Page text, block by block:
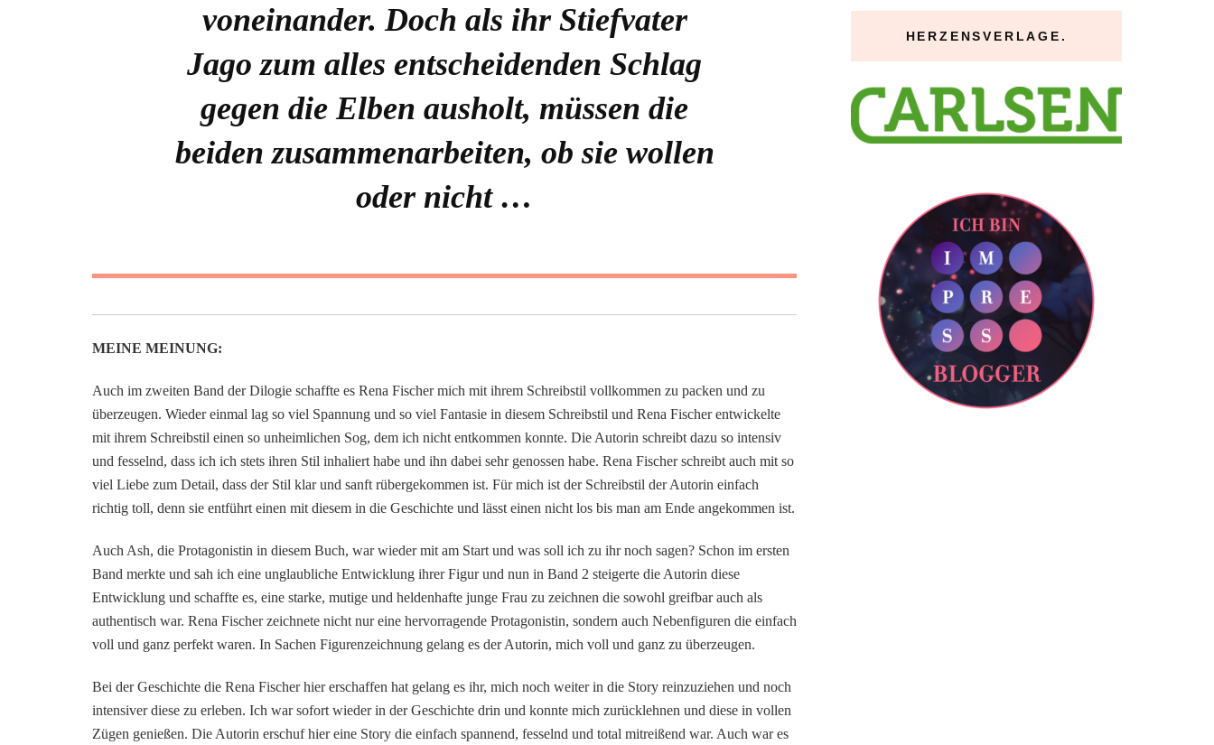
voneinander. Doch als ihr Stiefvater
Jago zum alles entscheidenden Schlag
gegen die Elben ausholt, müssen die
beiden zusammenarbeiten, ob sie wollen
oder nicht …
MEINE MEINUNG:
Auch im zweiten Band der Dilogie schaffte es Rena Fischer mich mit ihrem Schreibstil vollkommen zu packen und zu
überzeugen. Wieder einmal lag so viel Spannung und so viel Fantasie in diesem Schreibstil und Rena Fischer entwickelte
mit ihrem Schreibstil einen so unheimlichen Sog, dem ich nicht entkommen konnte. Die Autorin schreibt dazu so intensiv
und fesselnd, dass ich ich stets ihren Stil inhaliert habe und ihn dabei sehr genossen habe. Rena Fischer schreibt auch mit so
viel Liebe zum Detail, dass der Stil klar und sanft rübergekommen ist. Für mich ist der Schreibstil der Autorin einfach
richtig toll, denn sie entführt einen mit diesem in die Geschichte und lässt einen nicht los bis man am Ende angekommen ist.
Auch Ash, die Protagonistin in diesem Buch, war wieder mit am Start und was soll ich zu ihr noch sagen? Schon im ersten
Band merkte und sah ich eine unglaubliche Entwicklung ihrer Figur und nun in Band 2 steigerte die Autorin diese
Entwicklung und schaffte es, eine starke, mutige und heldenhafte junge Frau zu zeichnen die sowohl greifbar auch als
authentisch war. Rena Fischer zeichnete nicht nur eine hervorragende Protagonistin, sondern auch Nebenfiguren die einfach
voll und ganz perfekt waren. In Sachen Figurenzeichnung gelang es der Autorin, mich voll und ganz zu überzeugen.
Bei der Geschichte die Rena Fischer hier erschaffen hat gelang es ihr, mich noch weiter in die Story reinzuziehen und noch
intensiver diese zu erleben. Ich war sofort wieder in der Geschichte drin und konnte mich zurücklehnen und diese in vollen
Zügen genießen. Die Autorin erschuf hier eine Story die einfach spannend, fesselnd und total mitreißend war. Auch war es
HERZENSVERLAGE.